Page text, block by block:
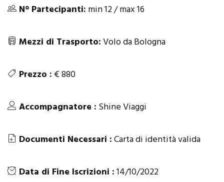
N° Partecipanti: min 12 / max 16
Mezzi di Trasporto:Volo da Bologna
Prezzo : € 880
Accompagnatore : Shine Viaggi
Documenti Necessari :Carta di identità valida
Data di Fine Iscrizioni :14/10/2022